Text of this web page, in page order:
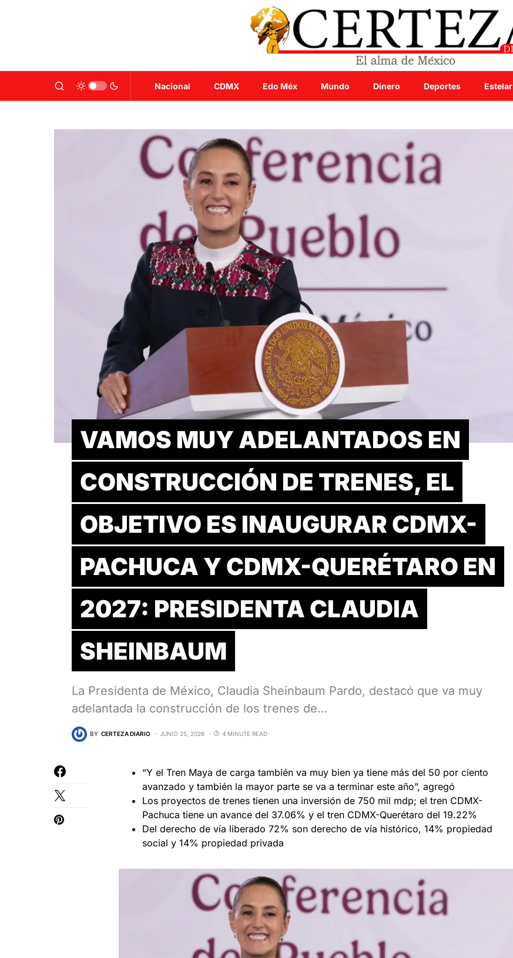
Nacional CDMX Edo Méx Mundo Dinero Deportes Estelar
VAMOS MUY ADELANTADOS EN
CONSTRUCCIÓN DE TRENES, EL
OBJETIVO ES INAUGURAR CDMX-
PACHUCA Y CDMX-QUERÉTARO EN
2027: PRESIDENTA CLAUDIA
SHEINBAUM
La Presidenta de México, Claudia Sheinbaum Pardo, destacó que va muy
adelantada la construcción de los trenes de…
BY CERTEZA DIARIO JUNIO 25, 2026 4 MINUTE READ
“Y el Tren Maya de carga también va muy bien ya tiene más del 50 por ciento
avanzado y también la mayor parte se va a terminar este año”, agregó
Los proyectos de trenes tienen una inversión de 750 mil mdp; el tren CDMX-
Pachuca tiene un avance del 37.06% y el tren CDMX-Querétaro del 19.22%
Del derecho de vía liberado 72% son derecho de vía histórico, 14% propiedad
social y 14% propiedad privada